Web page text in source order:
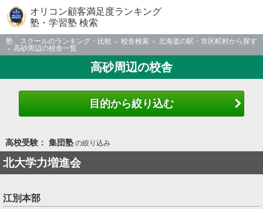
オリコン顧客満足度ランキング
塾・学習塾 検索
塾、スクールのランキング・比較 校舎検索
北海道の駅・市区町村から探す
高砂周辺の校舎一覧
高砂周辺の校舎
目的から絞り込む
高校受験： 集団塾の絞り込み
北大学力増進会
江別本部